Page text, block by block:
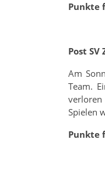
Punkte
Post
Am
Team.
verloren
Spielen
Punkte